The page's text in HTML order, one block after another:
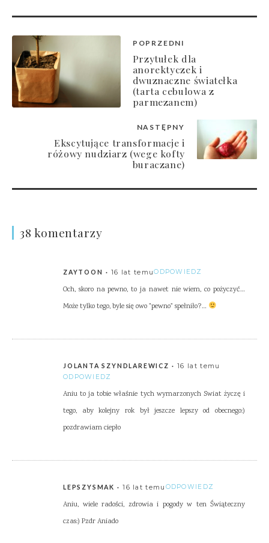
POPRZEDNI
Przytułek dla
anorektyczek i
dwuznaczne światełka
(tarta cebulowa z
parmezanem)
NASTĘPNY
Ekscytujące transformacje i
różowy nudziarz (wege kofty
buraczane)
38 komentarzy
ZAYTOON 16 lat temuODPOWIEDZ
Och, skoro na pewno, to ja nawet nie wiem, co pożyczyć…
Może tylko tego, byle się owo "pewno" spełniło?…
JOLANTA SZYNDLAREWICZ 16 lat temu
ODPOWIEDZ
Aniu to ja tobie właśnie tych wymarzonych Swiat życzę i
tego, aby kolejny rok był jeszcze lepszy od obecnego:)
pozdrawiam ciepło
LEPSZYSMAK 16 lat temu ODPOWIEDZ
Aniu, wiele radości, zdrowia i pogody w ten Świąteczny
czas:) Pzdr Aniado